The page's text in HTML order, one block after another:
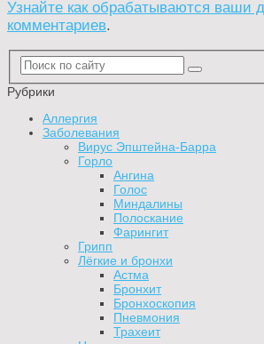
Узнайте как обрабатываются ваши
комментариев.
Рубрики
Аллергия
Заболевания
Вирус Эпштейна-Барра
Горло
Ангина
Голос
Миндалины
Полоскание
Фарингит
Грипп
Лёгкие и бронхи
Астма
Бронхит
Бронхоскопия
Пневмония
Трахеит